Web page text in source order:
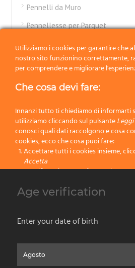
Pennelli da Muro
Pennellesse per Parquet
Rulli da Vernice
Pennelli per Belle Arti
Accessori Prodotti Vernice
Linea H2O per Vernici all’Acqua
Linea Flexi Brush
Linea Yachting Special
Home Chi Siamo
Utilizziamo i cookies per garantire che
nostro sito funzionino correttamente,
per comprendere e migliorare
Che cosa devi fare:
Innanzi tutto ti chiediamo di informarti
utilizziamo cliccando sul pulsante
conosci quali dati raccolgono e cosa
cookies, ecco che cosa puoi fare:
Accettare tutti i cookies insieme,
Accetta
Specificare le tue preferenze
Bloccare tutti i cookies cliccando sul
Rifiuta
Age verification
Enter your date of birth